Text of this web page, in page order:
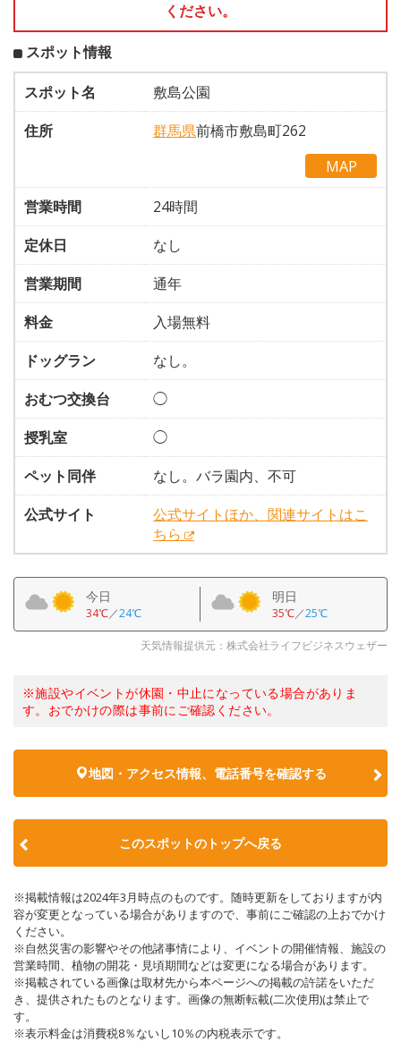
ください。
スポット情報
スポット名
敷島公園
住所
群馬県前橋市敷島町262
MAP
営業時間
24時間
定休日
なし
営業期間
通年
料金
入場無料
ドッグラン
なし。
おむつ交換台
◯
授乳室
◯
ペット同伴
なし。バラ園内、不可
公式サイト
公式サイトほか、関連サイトはこ
ちら
今日
34℃／24℃
明日
35℃／25℃
天気情報提供元：株式会社ライフビジネスウェザー
※施設やイベントが休園・中止になっている場合がありま
す。おでかけの際は事前にご確認ください。
地図・アクセス情報、電話番号を確認する
このスポットのトップへ戻る
※掲載情報は2024年3月時点のものです。随時更新をしておりますが内
容が変更となっている場合がありますので、事前にご確認の上おでかけ
ください。
※自然災害の影響やその他諸事情により、イベントの開催情報、施設の
営業時間、植物の開花・見頃期間などは変更になる場合があります。
※掲載されている画像は取材先から本ページへの掲載の許諾をいただ
き、提供されたものとなります。画像の無断転載(二次使用)は禁止で
す。
※表示料金は消費税8％ないし10％の内税表示です。